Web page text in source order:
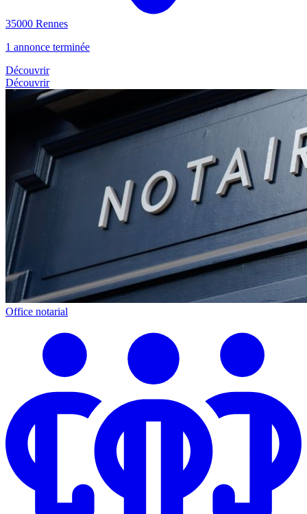
35000 Rennes
1 annonce terminée
Découvrir
Découvrir
Office notarial